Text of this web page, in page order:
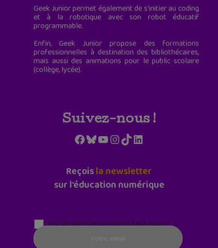
Geek Junior permet également de s'initier au coding
et à la robotique avec son robot éducatif
programmable.
Enfin, Geek Junior propose des formations
professionnelles à destination des bibliothécaires,
mais aussi des animations pour le public scolaire
(collège, lycée).
Suivez-nous !
Facebook
Bluesky
YouTube
Instagram
TikTokLinkedIn
Reçoisla newsletter
sur l'éducation numérique
Parentalité numérique (le lundi matin)